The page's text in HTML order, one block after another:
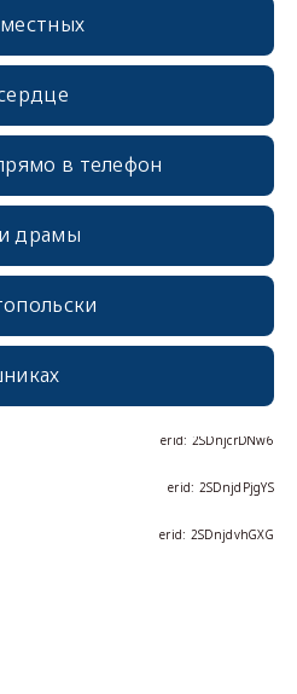
в телефон
драмы
erid: 2SDnjdvhGXG
erid: 2SDnjcrDNw6
erid: 2SDnjdPjgYS
erid: 2SDnjdvhGXG